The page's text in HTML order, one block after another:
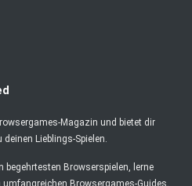
Magazin und bietet dir
Lieblings-Spielen.
begehrtesten Browserspielen, lerne
Browsergames-Guides,